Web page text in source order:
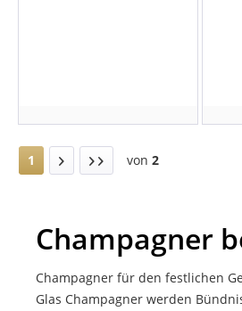
1 von 2
Champagner
Champagner für den festlichen
Glas Champagner werden